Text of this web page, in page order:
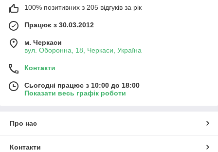
100% позитивних з 205 відгуків за рік
Працює з 30.03.2012
м. Черкаси
вул. Оборонна, 18, Черкаси, Україна
Контакти
Сьогодні працює з 10:00 до 18:00
Показати весь графік роботи
Про нас
Контакти